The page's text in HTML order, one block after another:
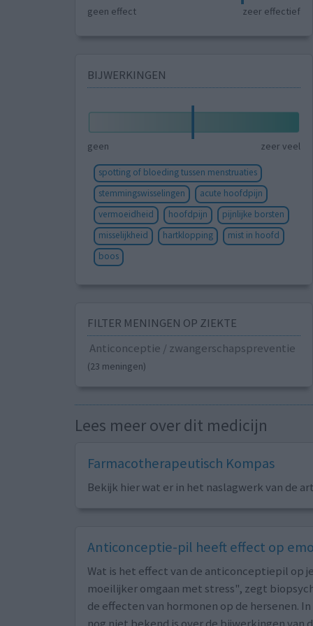
geen effect zeer effectief
BIJWERKINGEN
geen zeer veel
spotting of bloeding tussen menstruaties
stemmingswisselingen
acute hoofdpijn
vermoeidheid
hoofdpijn
pijnlijke borsten
misselijkheid
hartklopping
mist in hoofd
boos
FILTER MENINGEN OP ZIEKTE
Anticonceptie / zwangerschapspreventie
(23 meningen)
Lees meer over dit medicijn
Farmacotherapeutisch Kompas
Bekijk hier wat er in het naslagwerk van de
Anticonceptie-pil heeft effect op
Wat is het effect van de anticonceptiepil op
moeilijker omgaan met stress", zegt
de effecten van hormonen op de hersenen.